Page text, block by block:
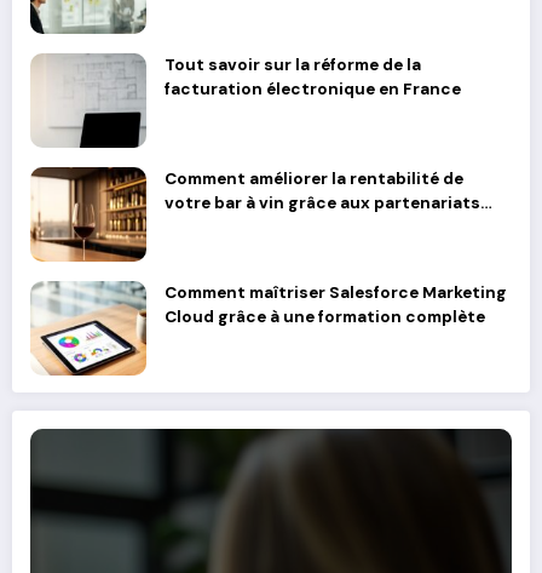
Tout savoir sur la réforme de la
facturation électronique en France
Comment améliorer la rentabilité de
votre bar à vin grâce aux partenariats
Comment maîtriser Salesforce Marketing
Cloud grâce à une formation complète